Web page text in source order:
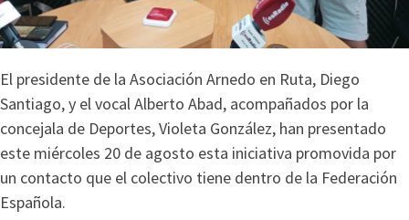
El presidente de la Asociación Arnedo en Ruta, Diego
Santiago, y el vocal Alberto Abad, acompañados por la
concejala de Deportes, Violeta González, han presentado
este miércoles 20 de agosto esta iniciativa promovida por
un contacto que el colectivo tiene dentro de la Federación
Española.